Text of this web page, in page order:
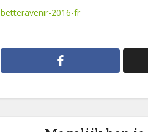
betteravenir-2016-fr